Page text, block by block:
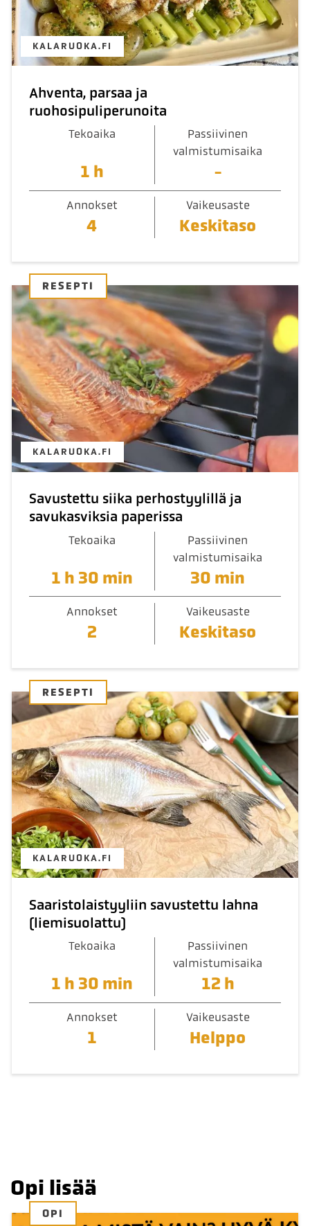
KALARUOKA.FI
Ahventa, parsaa ja
ruohosipuliperunoita
Tekoaika
1 h
Passiivinen
valmistumisaika
-
Annokset
4
Vaikeusaste
Keskitaso
RESEPTI
KALARUOKA.FI
Savustettu siika perhostyylillä ja
savukasviksia paperissa
Tekoaika
1 h 30 min
Passiivinen
valmistumisaika
30 min
Annokset
2
Vaikeusaste
Keskitaso
RESEPTI
KALARUOKA.FI
Saaristolaistyyliin savustettu lahna
(liemisuolattu)
Tekoaika
1 h 30 min
Passiivinen
valmistumisaika
12 h
Annokset
1
Vaikeusaste
Helppo
Opi lisää
OPI